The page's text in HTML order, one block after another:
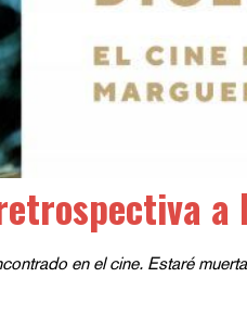
en el cine. Estaré